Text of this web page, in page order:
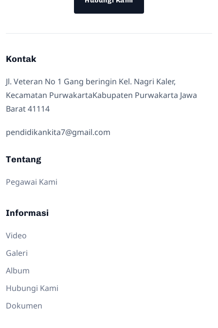
Kontak
Jl. Veteran No 1 Gang beringin Kel. Nagri Kaler,
Kecamatan PurwakartaKabupaten Purwakarta Jawa
Barat 41114
pendidikankita7@gmail.com
Tentang
Pegawai Kami
Informasi
Video
Galeri
Album
Hubungi Kami
Dokumen